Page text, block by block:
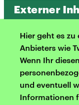
Externer
Hier geht es
Anbieters wie
Wenn Ihr
und eventuell
Informationen